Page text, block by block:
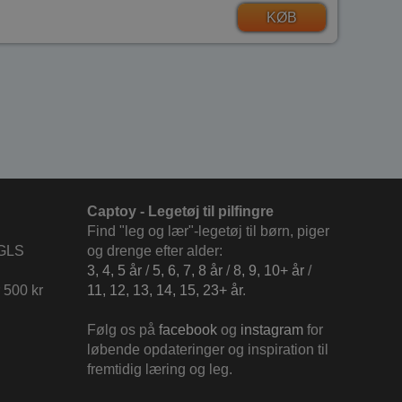
KØB
500 kr
Captoy - Legetøj til pilfingre
Find "leg og lær"-legetøj til børn, piger
og drenge efter alder:
3, 4, 5 år / 5, 6, 7, 8 år /8, 9, 10+ år /
11, 12, 13, 14, 15, 23+ år.
Følg os på facebook og instagram for
løbende opdateringer og inspiration til
fremtidig læring og leg.